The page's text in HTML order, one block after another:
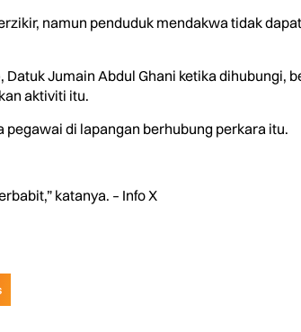
namun penduduk mendakwa tidak dapat
Jumain Abdul Ghani ketika dihubungi,
aktiviti itu.
di lapangan berhubung perkara itu.
katanya. – Info X